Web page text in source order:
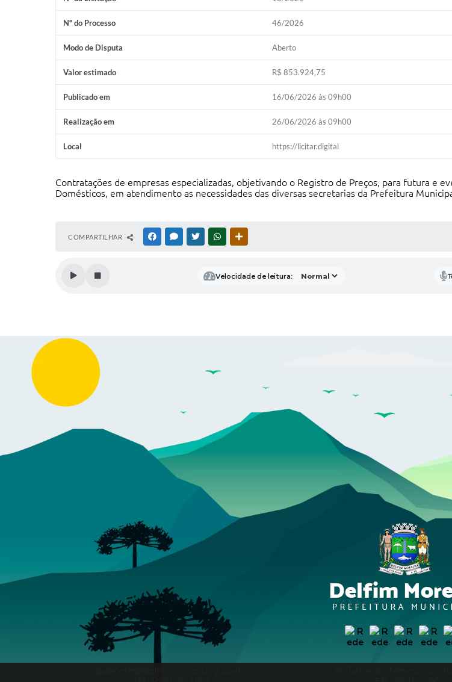
Nº do Processo 46/2026
Modo de Disputa Aberto
Valor estimado R$ 853.924,75
Publicado em 16/06/2026 às 09h00
Realização em 26/06/2026 às 09h00
Local https://licitar.digital
Contratações de empresas especializadas, objetivando o Registro de Preços, para futura e
Domésticos, em atendimento as necessidades das diversas secretarias da Prefeitura
COMPARTILHAR FACEBOOKMESSENGER
TWITTERWHATSAPP
Velocidade de leitura: